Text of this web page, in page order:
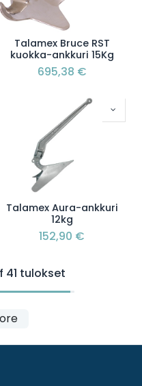
Talamex Bruce RST
kuokka-ankkuri 15Kg
695,38 €
Talamex Aura-ankkuri
12kg
152,90 €
41 tulokset